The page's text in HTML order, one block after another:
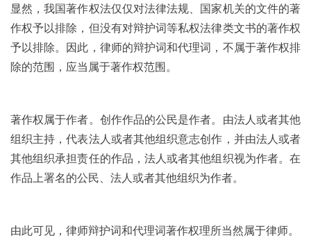
显然，我国著作权法仅仅对法律法规、国家机关的文件的著
作权予以排除，但没有对辩护词等私权法律类文书的著作权
予以排除。因此，律师的辩护词和代理词，不属于著作权排
除的范围，应当属于著作权范围。
著作权属于作者。创作作品的公民是作者。由法人或者其他
组织主持，代表法人或者其他组织意志创作，并由法人或者
其他组织承担责任的作品，法人或者其他组织视为作者。在
作品上署名的公民、法人或者其他组织为作者。
由此可见，律师辩护词和代理词著作权理所当然属于律师。